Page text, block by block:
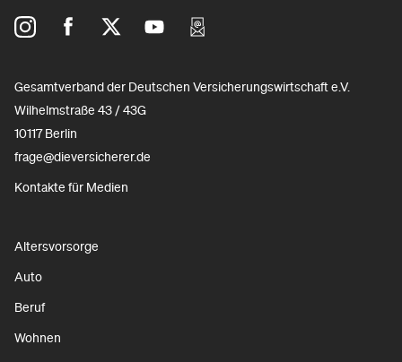
Gesamtverband der Deutschen Versicherungswirtschaft e.V.
Wilhelmstraße 43 / 43G
10117 Berlin
frage@dieversicherer.de
Kontakte für Medien
Altersvorsorge
Auto
Beruf
Wohnen